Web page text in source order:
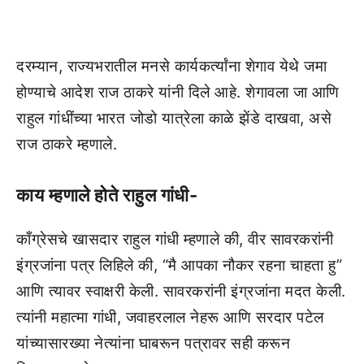
दरम्यान, राज्यभरातील मनसे कार्यकर्त्यांना शेगाव येथे जमा
होण्याचे आदेश राज ठाकरे यांनी दिले आहे. शेगावला जा आणि
राहुल गांधींच्या भारत जोडो यात्रेला काळे झेंडे दाखवा, असे
राज ठाकरे म्हणाले.
काय म्हणाले होते राहुल गांधी-
काँग्रेसचे खासदार राहुल गांधी म्हणाले की, वीर सावरकरांनी
इंग्रजांना पत्र लिहिले की, “मै आपका नौकर रहना चाहता हु”
आणि त्यावर स्वाक्षरी केली. सावरकरांनी इंग्रजांना मदत केली.
त्यांनी महात्मा गांधी, जवाहरलाल नेहरू आणि सरदार पटेल
यांच्यासारख्या नेत्यांना घाबरून पत्रावर सही करून